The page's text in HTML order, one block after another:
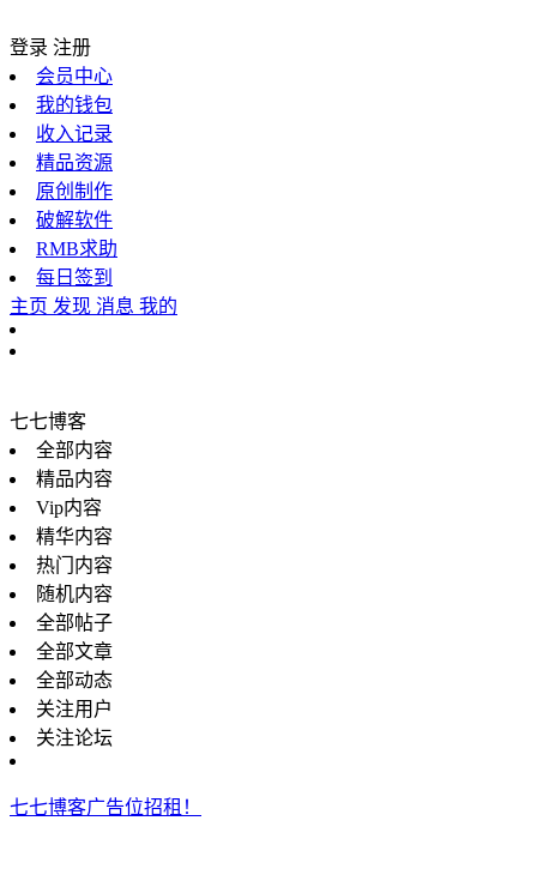
登录 注册
会员中心
我的钱包
收入记录
精品资源
原创制作
破解软件
RMB求助
每日签到
主页 发现 消息 我的
七七博客
全部内容
精品内容
Vip内容
精华内容
热门内容
随机内容
全部帖子
全部文章
全部动态
关注用户
关注论坛
七七博客广告位招租！